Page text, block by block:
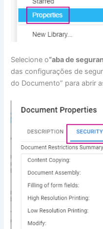
Selecione o“aba de
das configurações de
do Documento” para abrir